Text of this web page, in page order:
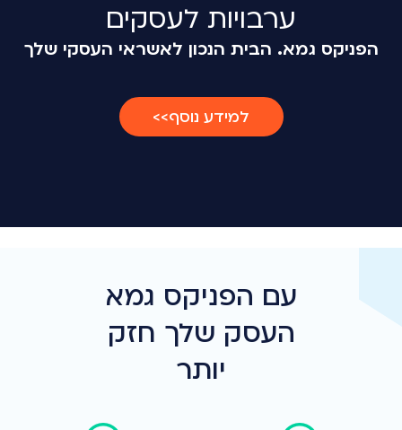
ערבויות לעסקים
הפניקס גמא. הבית הנכון לאשראי העסקי שלך
למידע נוסף>>
עם הפניקס גמא
העסק שלך חזק
יותר